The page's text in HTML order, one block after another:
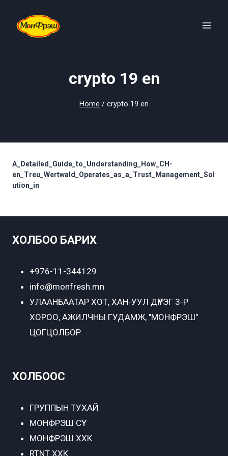
content
crypto 19 en
Home / crypto 19 en
A_Detailed_Guide_to_Understanding_How_CH-
en_Treu_Wertwald_Operates_as_a_Trust_Management_Sol
ution_in
ХОЛБОО БАРИХ
+976-11-344129
info@monfresh.mn
УЛААНБААТАР ХОТ, ХАН-УУЛ ДҮҮРЭГ 3-Р
ХОРОО, АЖИЛЧНЫ ГУДАМЖ, "МОНФРЭШ"
ЦОГЦОЛБОР
ХОЛБООС
ГРУППЫН ТУХАЙ
МОНФРЭШ СҮҮ
МОНФРЭШ ХХК
RTNT ХХК